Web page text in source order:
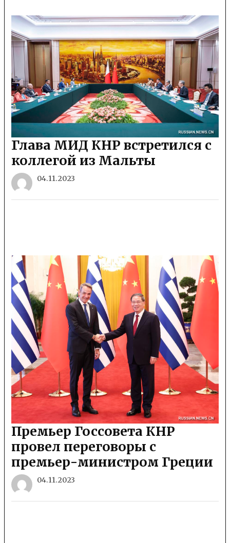
Глава МИД КНР встретился с
коллегой из Мальты
04.11.2023
Премьер Госсовета КНР
провел переговоры с
премьер-министром Греции
04.11.2023